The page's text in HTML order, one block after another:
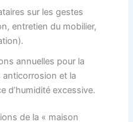
sur les gestes
entretien du mobilier,
annuelles pour la
et la
d’humidité excessive.
de la « maison